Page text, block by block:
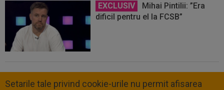
EXCLUSIV
Mihai Pintilii: ”Era
dificil pentru el la FCSB”
Setarile tale privind cookie-urile nu permit afisarea